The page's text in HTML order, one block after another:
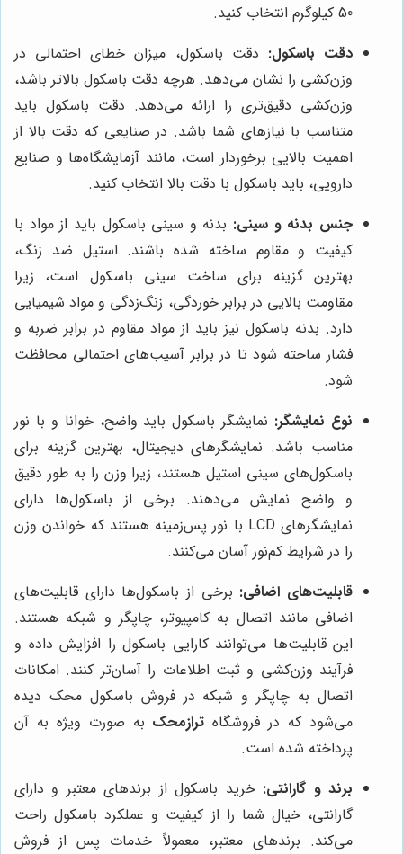
50 کیلوگرم انتخاب کنید.
دقت باسکول: دقت باسکول، میزان خطای احتمالی در
وزن‌کشی را نشان می‌دهد. هرچه دقت باسکول بالاتر باشد،
وزن‌کشی دقیق‌تری را ارائه می‌دهد. دقت باسکول باید
متناسب با نیازهای شما باشد. در صنایعی که دقت بالا از
اهمیت بالایی برخوردار است، مانند آزمایشگاه‌ها و صنایع
دارویی، باید باسکول با دقت بالا انتخاب کنید.
جنس بدنه و سینی: بدنه و سینی باسکول باید از مواد با
کیفیت و مقاوم ساخته شده باشند. استیل ضد زنگ،
بهترین گزینه برای ساخت سینی باسکول است، زیرا
مقاومت بالایی در برابر خوردگی، زنگ‌زدگی و مواد شیمیایی
دارد. بدنه باسکول نیز باید از مواد مقاوم در برابر ضربه و
فشار ساخته شود تا در برابر آسیب‌های احتمالی محافظت
شود.
نوع نمایشگر: نمایشگر باسکول باید واضح، خوانا و با نور
مناسب باشد. نمایشگرهای دیجیتال، بهترین گزینه برای
باسکول‌های سینی استیل هستند، زیرا وزن را به طور دقیق
و واضح نمایش می‌دهند. برخی از باسکول‌ها دارای
نمایشگرهای LCD با نور پس‌زمینه هستند که خواندن وزن
را در شرایط کم‌نور آسان می‌کنند.
قابلیت‌های اضافی: برخی از باسکول‌ها دارای قابلیت‌های
اضافی مانند اتصال به کامپیوتر، چاپگر و شبکه هستند.
این قابلیت‌ها می‌توانند کارایی باسکول را افزایش داده و
فرآیند وزن‌کشی و ثبت اطلاعات را آسان‌تر کنند. امکانات
اتصال به چاپگر و شبکه در فروش باسکول محک دیده
می‌شود که در فروشگاه ترازمحک به صورت ویژه به آن
پرداخته شده است.
برند و گارانتی: خرید باسکول از برندهای معتبر و دارای
گارانتی، خیال شما را از کیفیت و عملکرد باسکول راحت
می‌کند. برندهای معتبر، معمولاً خدمات پس از فروش